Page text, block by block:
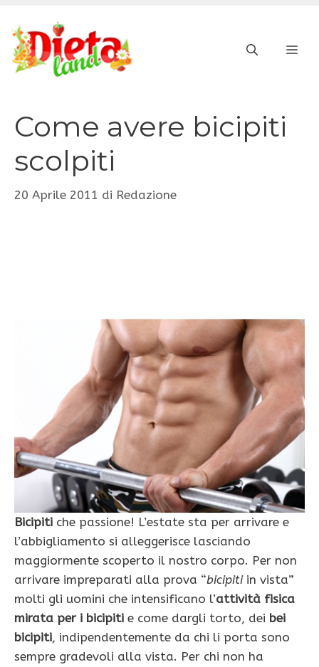
contenuto
Come avere bicipiti
scolpiti
20 Aprile 2011 di Redazione
Bicipiti che passione! L’estate sta per arrivare e
l’abbigliamento si alleggerisce lasciando
maggiormente scoperto il nostro corpo. Per non
arrivare impreparati alla prova “bicipitiin vista”
molti gli uomini che intensificano l’attività fisica
mirata per i bicipiti e come dargli torto, dei bei
bicipiti, indipendentemente da chi li porta sono
sempre gradevoli alla vista. Per chi non ha